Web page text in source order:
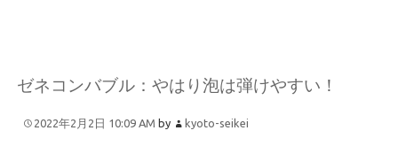
ゼネコンバブル：やはり泡は弾けやすい！
2022年2月2日 10:09 AM by kyoto-seikei